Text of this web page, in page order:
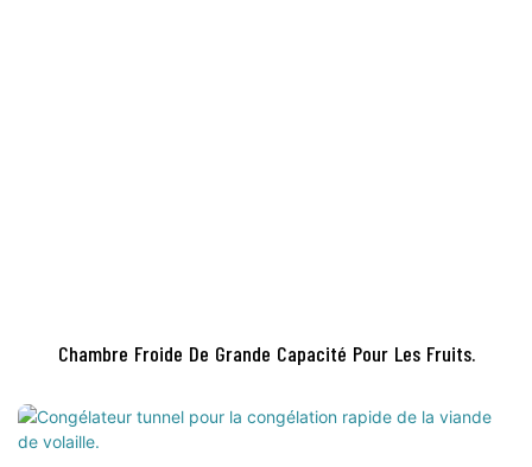
Chambre Froide De Grande Capacité Pour Les Fruits.